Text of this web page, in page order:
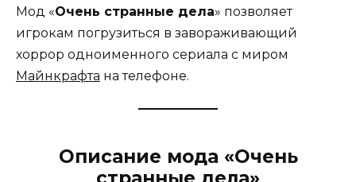
Мод «Очень странные дела» позволяет
игрокам погрузиться в завораживающий
хоррор одноименного сериала с миром
Майнкрафта на телефоне.
Описание мода «Очень